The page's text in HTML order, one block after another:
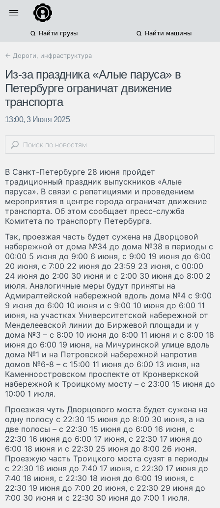
Найти грузы Найти машины
← Дороги, инфраструктура
Из-за праздника «Алые паруса» в
Петербурге ограничат движение
транспорта
13:00, 3 Июня 2025
В Санкт-Петербурге 28 июня пройдет
традиционный праздник выпускников «Алые
паруса». В связи с репетициями и проведением
мероприятия в центре города ограничат движение
транспорта. Об этом сообщает пресс-служба
Комитета по транспорту Петербурга.
Так, проезжая часть будет сужена на Дворцовой
набережной от дома №34 до дома №38 в периоды с
00:00 5 июня до 9:00 6 июня, с 9:00 19 июня до 6:00
20 июня, с 7:00 22 июня до 23:59 23 июня, с 00:00
24 июня до 2:00 30 июня и с 2:00 30 июня до 8:00 2
июля. Аналогичные меры будут приняты на
Адмиралтейской набережной вдоль дома №4 с 9:00
9 июня до 6:00 10 июня и с 9:00 10 июня до 6:00 11
июня, на участках Университетской набережной от
Менделеевской линии до Биржевой площади и у
дома №3 – с 8:00 10 июня до 6:00 11 июня и с 8:00 18
июня до 6:00 19 июня, на Мичуринской улице вдоль
дома №1 и на Петровской набережной напротив
домов №6-8 – с 15:00 11 июня до 6:00 13 июня, на
Каменноостровском проспекте от Кронверкской
набережной к Троицкому мосту – с 23:00 15 июня до
10:00 1 июля.
Проезжая чуть Дворцового моста будет сужена на
одну полосу с 22:30 15 июня до 8:00 30 июня, а на
две полосы – с 22:30 15 июня до 6:00 16 июня, с
22:30 16 июня до 6:00 17 июня, с 22:30 17 июня до
6:00 18 июня и с 22:30 25 июня до 8:00 26 июня.
Проезжую часть Троицкого моста сузят в периоды
с 22:30 16 июня до 7:40 17 июня, с 22:30 17 июня до
7:40 18 июня, с 22:30 18 июня до 6:00 19 июня, с
22:30 19 июня до 7:00 20 июня, с 22:30 29 июня до
7:00 30 июня и с 22:30 30 июня до 7:00 1 июля.